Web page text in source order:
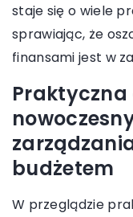
staje się o wiele
sprawiając, że
finansami jest w
budżetem
W przeglądzie